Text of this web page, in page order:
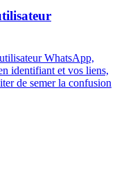
WhatsApp,
identifiant et vos liens,
de semer la confusion